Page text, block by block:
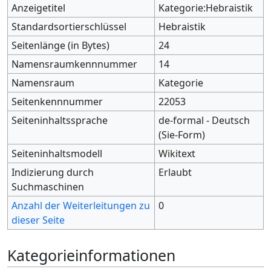
Anzeigetitel
Kategorie:Hebraistik
Standardsortierschlüssel
Hebraistik
Seitenlänge (in Bytes)
24
Namensraumkennnummer
14
Namensraum
Kategorie
Seitenkennnummer
22053
Seiteninhaltssprache
de-formal - Deutsch
(Sie-Form)
Seiteninhaltsmodell
Wikitext
Indizierung durch
Suchmaschinen
Erlaubt
Anzahl der Weiterleitungen zu
dieser Seite
0
Kategorieinformationen